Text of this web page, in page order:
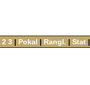
2 3‌ |‌ Pokal ‌ |‌ Rangl. ‌ |‌ Stat‌ |‌